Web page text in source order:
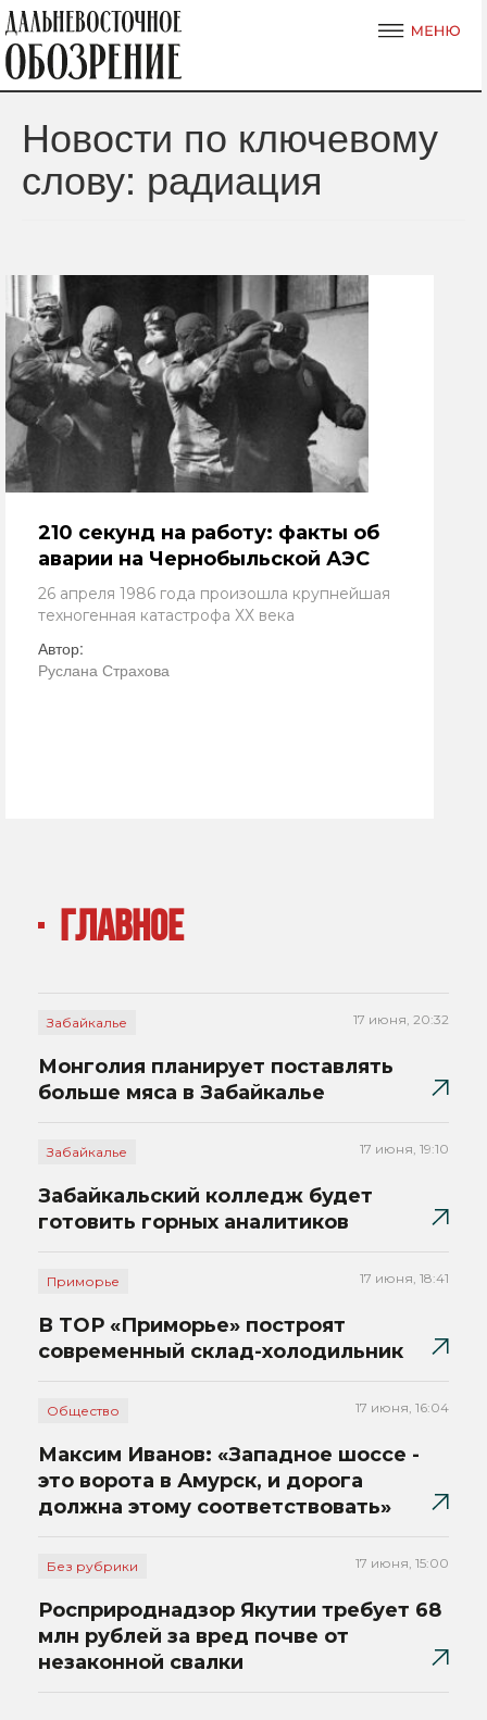
Новости по ключевому
слову: радиация
210 секунд на работу: факты об
аварии на Чернобыльской АЭС
26 апреля 1986 года произошла крупнейшая
техногенная катастрофа ХХ века
Автор:
Руслана Страхова
ГЛАВНОЕ
Забайкалье 17 июня, 20:32
Монголия планирует поставлять
больше мяса в Забайкалье
Забайкалье 17 июня, 19:10
Забайкальский колледж будет
готовить горных аналитиков
Приморье 17 июня, 18:41
В ТОР «Приморье» построят
современный склад-холодильник
Общество 17 июня, 16:04
Максим Иванов: «Западное шоссе -
это ворота в Амурск, и дорога
должна этому соответствовать»
Без рубрики 17 июня, 15:00
Росприроднадзор Якутии требует 68
млн рублей за вред почве от
незаконной свалки